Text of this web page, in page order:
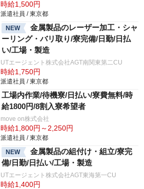
時給1,500円
派遣社員 / 東京都
NEW
金属製品のレーザー加工・シャ
ーリング・バリ取り/寮完備/日勤/日払
い/工場・製造
UTエージェント株式会社AGT南関東第二CU
時給1,750円
派遣社員 / 東京都
工場内作業/待機寮/日払い/寮費無料/時
給1800円/8割入寮希望者
move on株式会社
時給1,800円～2,250円
派遣社員 / 東京都
NEW
金属製品の組付け・組立/寮完
備/日勤/日払い/工場・製造
UTエージェント株式会社AGT東海第一CU
時給1,400円